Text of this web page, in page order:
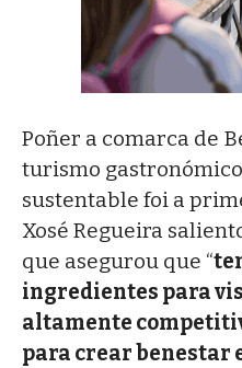
Poñer a comarca de
turismo
sustentable foi a
Xosé Regueira
que asegurou que “
ingredientes para
altamente
para crear benestar